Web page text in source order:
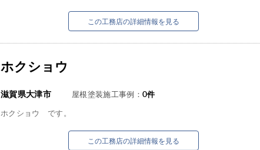
この工務店の詳細情報を見る
ホクショウ
滋賀県大津市 屋根塗装施工事例：0件
ホクショウ です。
この工務店の詳細情報を見る